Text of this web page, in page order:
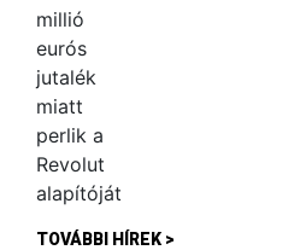
TOVÁBBI HÍREK >